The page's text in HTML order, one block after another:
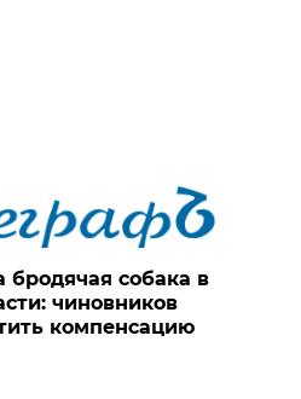
бродячая собака в
чиновников
компенсацию